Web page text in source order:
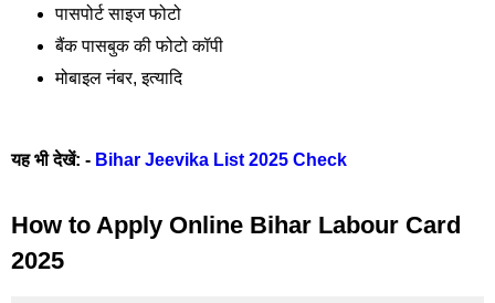
पासपोर्ट साइज फोटो
बैंक पासबुक की फोटो कॉपी
मोबाइल नंबर, इत्यादि
यह भी देखें: - Bihar Jeevika List 2025 Check
How to Apply Online Bihar Labour Card
2025